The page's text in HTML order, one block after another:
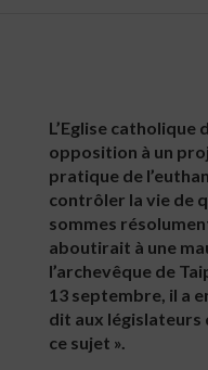
L’Eglise catholique
opposition à un
pratique de
contrôler la vie de
sommes
aboutirait à une
l’archevêque de
13 septembre, il a
dit aux
ce sujet ».